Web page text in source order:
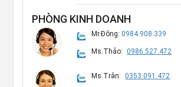
PHÒNG KINH DOANH
Mr.Đông:0984.908.339
Ms.Thảo: 0986.527.472
Ms.Trân: 0353.091.472